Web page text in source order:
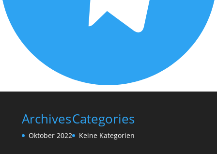
Archives
Oktober 2022
Categories
Keine Kategorien